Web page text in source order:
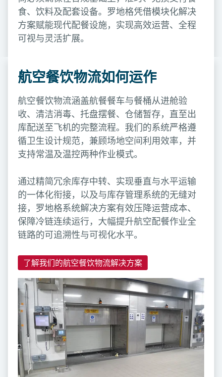
食、饮料及配套设备。罗地格凭借模块化解决
方案赋能现代配餐设施，实现高效运营、全程
可视与灵活扩展。
航空餐饮物流如何运作
航空餐饮物流涵盖航餐餐车与餐桶从进舱验
收、清洁消毒、托盘摆餐、仓储暂存，直至出
库配送至飞机的完整流程。我们的系统严格遵
循卫生设计规范，兼顾场地空间利用效率，并
支持常温及温控两种作业模式。
通过精简冗余库存中转、实现垂直与水平运输
的一体化衔接，以及与库存管理系统的无缝对
接，罗地格系统解决方案有效压降运营成本、
保障冷链连续运行，大幅提升航空配餐作业全
链路的可追溯性与可视化水平。
了解我们的航空餐饮物流解决方案